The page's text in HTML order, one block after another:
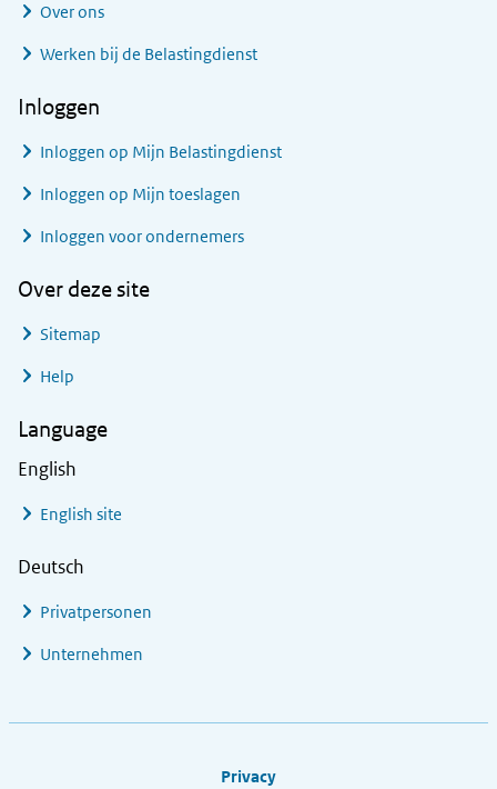
Over ons
Werken bij de Belastingdienst
Inloggen
Inloggen op Mijn Belastingdienst
Inloggen op Mijn toeslagen
Inloggen voor ondernemers
Over deze site
Sitemap
Help
Language
English
English site
Deutsch
Privatpersonen
Unternehmen
Privacy